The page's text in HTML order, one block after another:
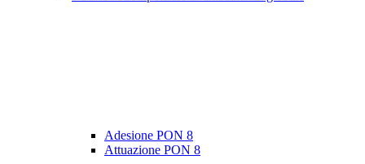
Adesione PON 8
Attuazione PON 8